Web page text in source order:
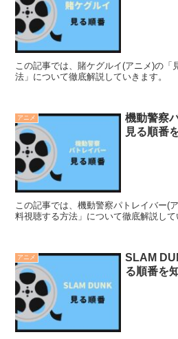
この記事では、賭ケグルイ(アニメ)の「
法」について徹底解説していきます。
アニメ
機動警察
見る順番
この記事では、機動警察パトレイバー(
料視聴する方法」について徹底解説して
アニメ
SLAM
る順番を